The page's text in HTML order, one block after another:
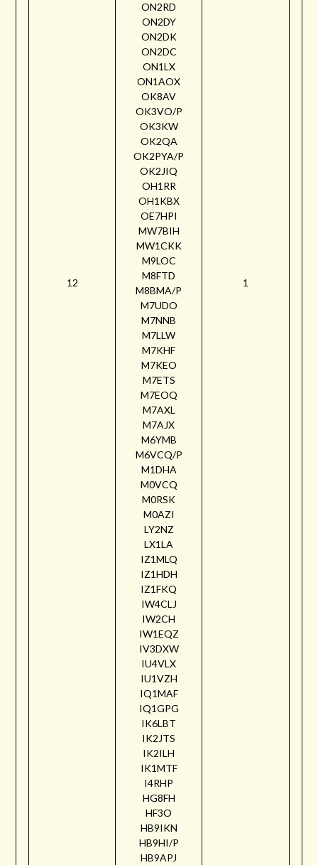
12
ON2RD
ON2DY
ON2DK
ON2DC
ON1LX
ON1AOX
OK8AV
OK3VO/P
OK3KW
OK2QA
OK2PYA/P
OK2JIQ
OH1RR
OH1KBX
OE7HPI
MW7BIH
MW1CKK
M9LOC
M8FTD
M8BMA/P
M7UDO
M7NNB
M7LLW
M7KHF
M7KEO
M7ETS
M7EOQ
M7AXL
M7AJX
M6YMB
M6VCQ/P
M1DHA
M0VCQ
M0RSK
M0AZI
LY2NZ
LX1LA
IZ1MLQ
IZ1HDH
IZ1FKQ
IW4CLJ
IW2CH
IW1EQZ
IV3DXW
IU4VLX
IU1VZH
IQ1MAF
IQ1GPG
IK6LBT
IK2JTS
IK2ILH
IK1MTF
I4RHP
HG8FH
HF3O
HB9IKN
HB9HI/P
HB9APJ
1